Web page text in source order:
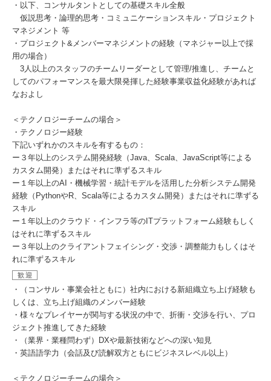
・以下、コンサルタントとしての基礎スキル全般
仮説思考・論理的思考・コミュニケーションスキル・プロジェクト
マネジメント 等
・プロジェクト&メンバーマネジメントの経験（マネジャー以上で採
用の場合）
3人以上のスタッフのチームリーダーとして管理/推進し、チームと
してのパフォーマンスを最大限発揮した経験事業収益化経験があれば
なおよし
＜テクノロジーチームの場合＞
・テクノロジー経験
下記いずれかのスキルを有するもの：
ー３年以上のシステム開発経験（Java、Scala、JavaScript等による
カスタム開発）またはそれに準ずるスキル
ー１年以上のAI・機械学習・統計モデルを活用した分析システム開発
経験（PythonやR、Scala等によるカスタム開発）またはそれに準ずる
スキル
ー１年以上のクラウド・インフラ等のITプラットフォーム経験もしく
はそれに準ずるスキル
ー３年以上のクライアントフェイシング・交渉・調整能力もしくはそ
れに準ずるスキル
歓迎
・（コンサル・事業会社ともに）社内における新組織立ち上げ経験も
しくは、立ち上げ組織のメンバー経験
・様々なプレイヤーが関与する状況の中で、折衝・交渉を行い、プロ
ジェクト推進してきた経験
・（業界・業種問わず）DXや最新技術などへの深い知見
・英語語学力（会話及び読解双方ともにビジネスレベル以上）
＜テクノロジーチームの場合＞